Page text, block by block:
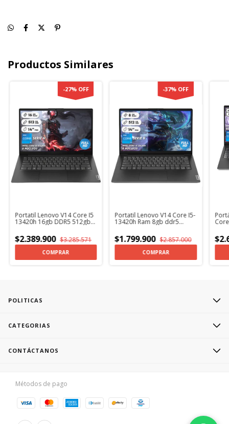
Productos Similares
Portatil Lenovo V14 Core I5
13420h 16gb DDR5 512gb
-27% OFF
$2.389.900 $3.285.571
COMPRAR
Portatil Lenovo V14 Core I5-
13420h Ram 8gb ddr5
-37% OFF
$1.799.900 $2.857.000
COMPRAR
POLITICAS
CATEGORIAS
CONTÁCTANOS
Métodos de pago